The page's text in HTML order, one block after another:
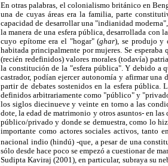
En otras palabras, el colonialismo británico en
una de cuyas áreas era la familia, parte
capacidad de desarrollar una "indianidad
la manera de una esfera pública, desarrollada con
cuyo epítome era el "hogar" (ghar), se produjo y
habitada principalmente por mujeres. Se
(recién redefinidos) valores morales (todavía)
la constitución de la "esfera pública". Y debido a
castrador, podían ejercer autonomía y afirmar
partir de debates sostenidos en la esfera pública.
definidos arbitrariamente como "público" y
los siglos diecinueve y veinte en torno a las
dote, la edad de matrimonio y otros asuntos- en
público/privado y donde se demuestra, como lo
importante como actores sociales activos, tanto
nacional indio (hindú) -que, a pesar de una
sólo desde hace poco se empezó a cuestionar de
Sudipta Kaviraj (2001), en particular, subraya su